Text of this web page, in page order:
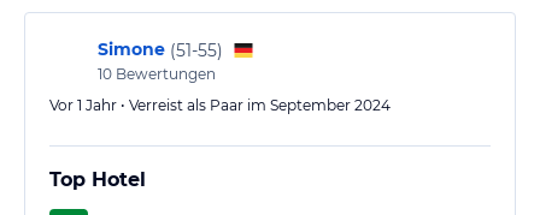
(zumindest in unserem Zimmer), kostenloses Wasser
auf den Tischen, mehr Sportkurse, kostenlose
Extrawünsche…
Simone (51-55)
10 Bewertungen
Vor 1 Jahr • Verreist als Paar im September 2024
Top Hotel